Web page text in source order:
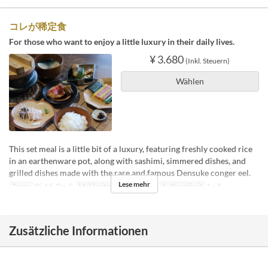
コレが稀定食
For those who want to enjoy a little luxury in their daily lives.
¥ 3.680 (Inkl. Steuern)
Wählen
This set meal is a little bit of a luxury, featuring freshly cooked rice
in an earthenware pot, along with sashimi, simmered dishes, and
grilled dishes made with the rare and famous Densuke conger eel.
Tagen Di, Mi, Do, F Mahlzeiten Mittagessen Auftragslimit 1 ~ 8
Lese mehr
Zusätzliche Informationen